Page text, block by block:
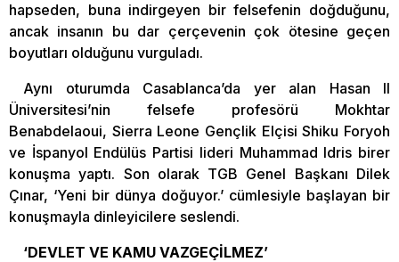
hapseden, buna indirgeyen bir felsefenin doğduğunu,
ancak insanın bu dar çerçevenin çok ötesine geçen
boyutları olduğunu vurguladı.
Aynı oturumda Casablanca’da yer alan Hasan II
Üniversitesi’nin felsefe profesörü Mokhtar
Benabdelaoui, Sierra Leone Gençlik Elçisi Shiku Foryoh
ve İspanyol Endülüs Partisi lideri Muhammad Idris birer
konuşma yaptı. Son olarak TGB Genel Başkanı Dilek
Çınar, ‘Yeni bir dünya doğuyor.’ cümlesiyle başlayan bir
konuşmayla dinleyicilere seslendi.
‘DEVLET VE KAMU VAZGEÇİLMEZ’